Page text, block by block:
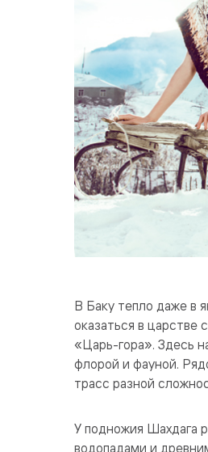
В Баку тепло даже в
оказаться в царстве
«Царь-гора». Здесь
флорой и фауной.
трасс разной
У подножия Шахдага
водопадами и